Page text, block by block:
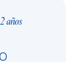
años